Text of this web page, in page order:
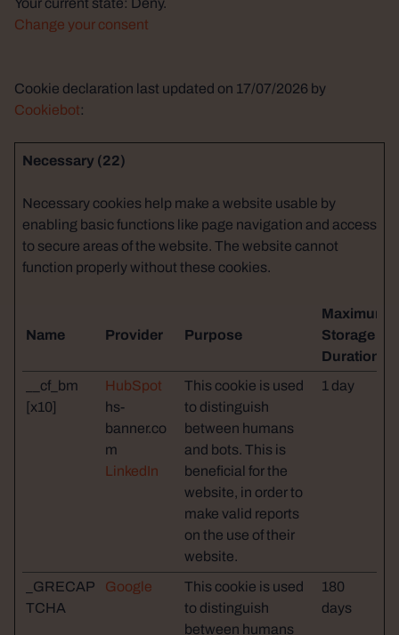
Your current state: Deny.
Change your consent
Cookie declaration last updated on 17/07/2026 by
Cookiebot:
Necessary (22)
Necessary cookies help make a website usable by
enabling basic functions like page navigation and access
to secure areas of the website. The website cannot
function properly without these cookies.
Name Provider Purpose
Maximum
Storage
Duration
__cf_bm
[x10]
HubSpot
hs-
banner.co
m
LinkedIn
This cookie is used
to distinguish
between humans
and bots. This is
beneficial for the
website, in order to
make valid reports
on the use of their
website.
1 day
_GRECAP
TCHA
Google
This cookie is used
to distinguish
between humans
180
days